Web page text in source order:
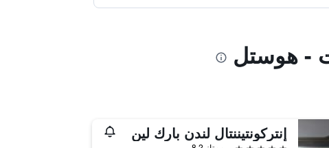
- هوستل
إنتركونتيننتال لندن بارك لين